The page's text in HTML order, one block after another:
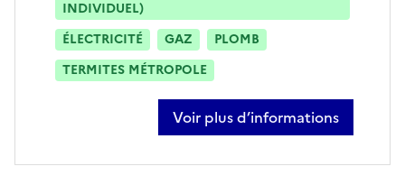
INDIVIDUEL)
ÉLECTRICITÉ
GAZ
PLOMB
TERMITES MÉTROPOLE
Voir plus d’informations
sur kévin vambre